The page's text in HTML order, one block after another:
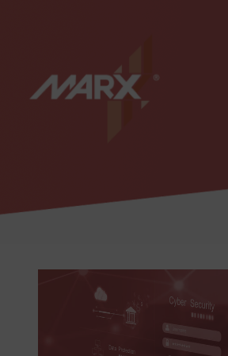
Alles rund um Ihre Software-
Monetarisierung
Software Monetarisierung